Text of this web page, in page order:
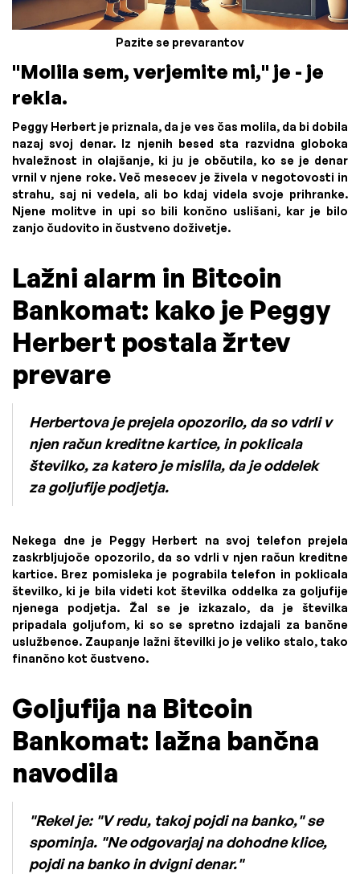
Pazite se prevarantov
"Molila sem, verjemite mi," je - je
rekla.
Peggy Herbert je priznala, da je ves čas molila, da bi dobila
nazaj svoj denar. Iz njenih besed sta razvidna globoka
hvaležnost in olajšanje, ki ju je občutila, ko se je denar
vrnil v njene roke. Več mesecev je živela v negotovosti in
strahu, saj ni vedela, ali bo kdaj videla svoje prihranke.
Njene molitve in upi so bili končno uslišani, kar je bilo
zanjo čudovito in čustveno doživetje.
Lažni alarm in Bitcoin
Bankomat: kako je Peggy
Herbert postala žrtev
prevare
Herbertova je prejela opozorilo, da so vdrli v
njen račun kreditne kartice, in poklicala
številko, za katero je mislila, da je oddelek
za goljufije podjetja.
Nekega dne je Peggy Herbert na svoj telefon prejela
zaskrbljujoče opozorilo, da so vdrli v njen račun kreditne
kartice. Brez pomisleka je pograbila telefon in poklicala
številko, ki je bila videti kot številka oddelka za goljufije
njenega podjetja. Žal se je izkazalo, da je številka
pripadala goljufom, ki so se spretno izdajali za bančne
uslužbence. Zaupanje lažni številki jo je veliko stalo, tako
finančno kot čustveno.
Goljufija na Bitcoin
Bankomat: lažna bančna
navodila
"Rekel je: "V redu, takoj pojdi na banko," se
spominja. "Ne odgovarjaj na dohodne klice,
pojdi na banko in dvigni denar."